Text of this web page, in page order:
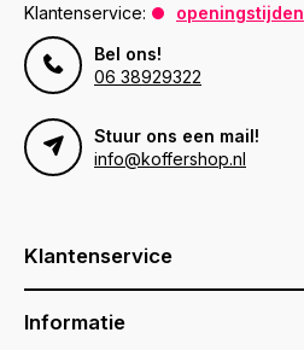
Klantenservice:
openingstijden
Bel ons!
06 38929322
Stuur ons een mail!
info@koffershop.nl
Klantenservice
Informatie